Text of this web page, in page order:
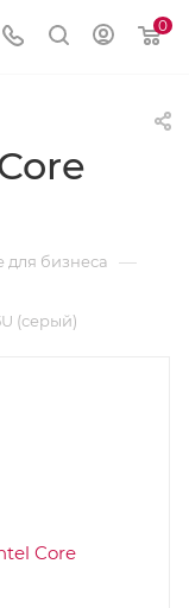
0
для бизнеса —
(серый)